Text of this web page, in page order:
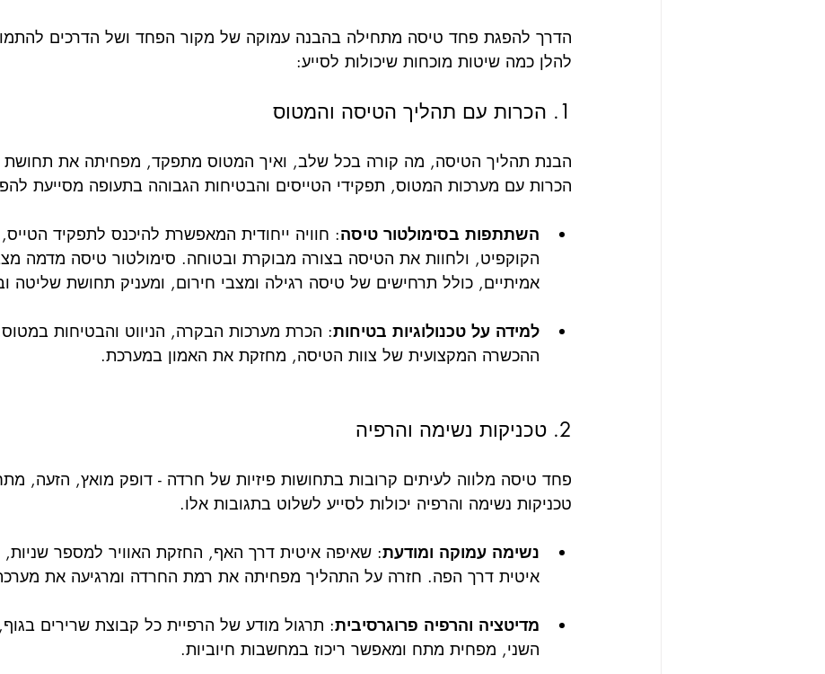
הדרך להפגת פחד טיסה מתחילה בהבנה עמוקה של מקור הפחד ושל הדרכים
להלן כמה שיטות מוכחות שיכולות לסייע:
1. הכרות עם תהליך הטיסה והמטוס
הבנת תהליך הטיסה, מה קורה בכל שלב, ואיך המטוס מתפקד, מפחיתה את תחושת
הכרות עם מערכות המטוס, תפקידי הטייסים והבטיחות הגבוהה בתעופה מסייעת
השתתפות בסימולטור טיסה: חוויה ייחודית המאפשרת להיכנס לתפקיד
הקוקפיט, ולחוות את הטיסה בצורה מבוקרת ובטוחה. סימולטור טיסה מדמה
אמיתיים, כולל תרחישים של טיסה רגילה ומצבי חירום, ומעניק תחושת שליטה
למידה על טכנולוגיות בטיחות: הכרת מערכות הבקרה, הניווט והבטיחות
ההכשרה המקצועית של צוות הטיסה, מחזקת את האמון במערכת.
2. טכניקות נשימה והרפיה
פחד טיסה מלווה לעיתים קרובות בתחושות פיזיות של חרדה - דופק מואץ, הזעה,
טכניקות נשימה והרפיה יכולות לסייע לשלוט בתגובות אלו.
נשימה עמוקה ומודעת: שאיפה איטית דרך האף, החזקת האוויר למספר שניות,
איטית דרך הפה. חזרה על התהליך מפחיתה את רמת החרדה ומרגיעה את
מדיטציה והרפיה פרוגרסיבית: תרגול מודע של הרפיית כל קבוצת שרירים
השני, מפחית מתח ומאפשר ריכוז במחשבות חיוביות.